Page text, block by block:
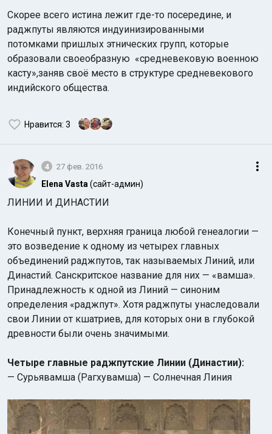
Скорее всего истина лежит где-то посередине, и
раджпуты являются индуинизированными
потомками пришлых этнических групп, которые
образовали своеобразную «средневековую военною
касту»,заняв своё место в структуре средневекового
индийского общества.
Нравится: 3
4 27 фев. 2016
Elena Vasta (сайт-админ)
ЛИНИИ И ДИНАСТИИ
Конечный пункт, верхняя граница любой генеалогии —
это возведение к одному из четырех главных
объединений раджпутов, так называемых Линий, или
Династий. Санскритское название для них — «вамша».
Принадлежность к одной из Линий — синоним
определения «раджпут». Хотя раджпуты унаследовали
свои Линии от кшатриев, для которых они в глубокой
древности были очень значимыми.
Четыре главные раджпутские Линии (Династии):
— Сурьявамша (Рагхувамша) — Солнечная Линия